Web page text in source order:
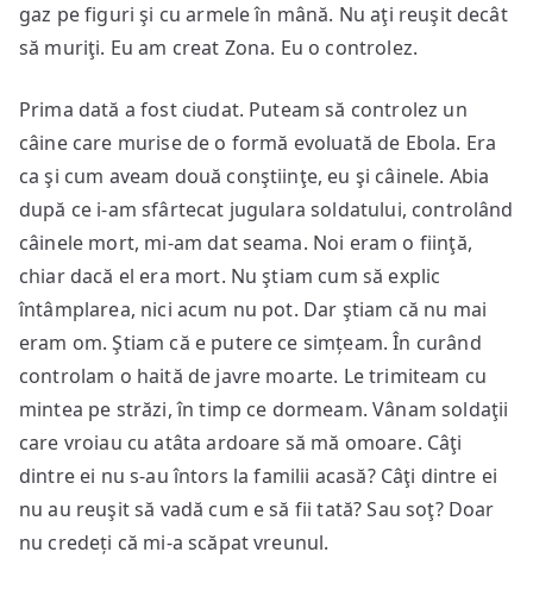
gaz pe figuri şi cu armele în mână. Nu aţi reuşit decât
să muriţi. Eu am creat Zona. Eu o controlez.
Prima dată a fost ciudat. Puteam să controlez un
câine care murise de o formă evoluată de Ebola. Era
ca şi cum aveam două conştiinţe, eu şi câinele. Abia
după ce i-am sfârtecat jugulara soldatului, controlând
câinele mort, mi-am dat seama. Noi eram o fiinţă,
chiar dacă el era mort. Nu ştiam cum să explic
întâmplarea, nici acum nu pot. Dar ştiam că nu mai
eram om. Ştiam că e putere ce simțeam. În curând
controlam o haită de javre moarte. Le trimiteam cu
mintea pe străzi, în timp ce dormeam. Vânam soldaţii
care vroiau cu atâta ardoare să mă omoare. Câţi
dintre ei nu s-au întors la familii acasă? Câţi dintre ei
nu au reuşit să vadă cum e să fii tată? Sau soţ? Doar
nu credeți că mi-a scăpat vreunul.